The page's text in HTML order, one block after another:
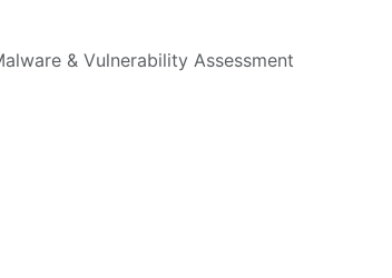
& Vulnerability Assessment